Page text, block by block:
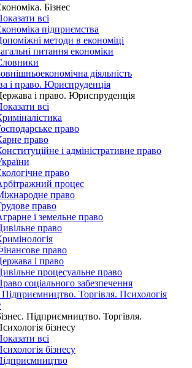
Бізнес
всі
підприємства
методи в економіці
питання економіки
діяльність
і право. Юриспруденція
і право. Юриспруденція
всі
право
право
і адміністративне право
право
процес
право
право
і земельне право
право
право
і право
процесуальне право
соціального забезпечення
Підприємництво. Торгівля. Психологія
Підприємництво. Торгівля.
бізнесу
всі
бізнесу